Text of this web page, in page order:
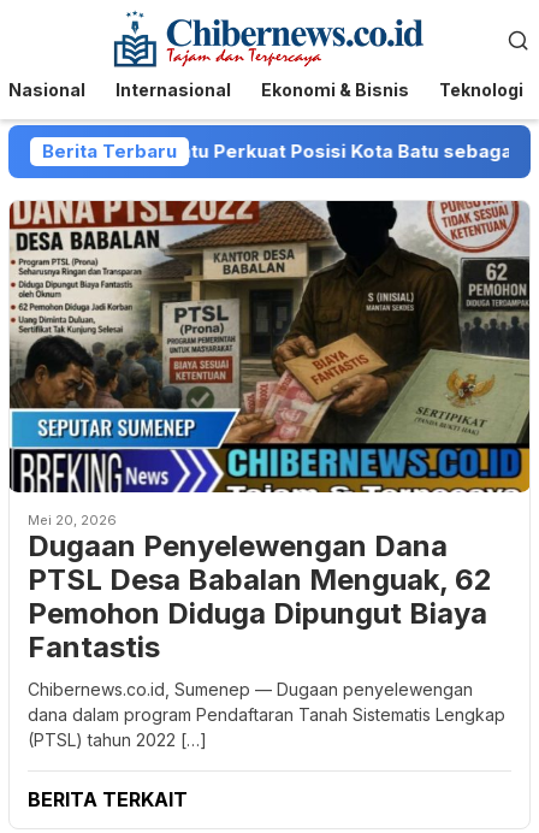
Menu
Mobile
Nasional Internasional Ekonomi & Bisnis Teknologi
Berita Terbaru
dan Pemkot Batu Perkuat Posisi Kota Batu sebagai
Mei 20, 2026
Dugaan Penyelewengan Dana
PTSL Desa Babalan Menguak, 62
Pemohon Diduga Dipungut Biaya
Fantastis
Chibernews.co.id, Sumenep — Dugaan penyelewengan
dana dalam program Pendaftaran Tanah Sistematis Lengkap
(PTSL) tahun 2022 […]
BERITA TERKAIT